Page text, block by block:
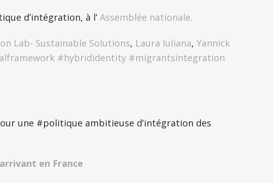
d’intégration, à l’ Assemblée nationale.
Lab- Sustainable Solutions, Laura Iuliana, Yannick
#hybrididentity #migrantsintegration
une #politique ambitieuse d’intégration des
en France